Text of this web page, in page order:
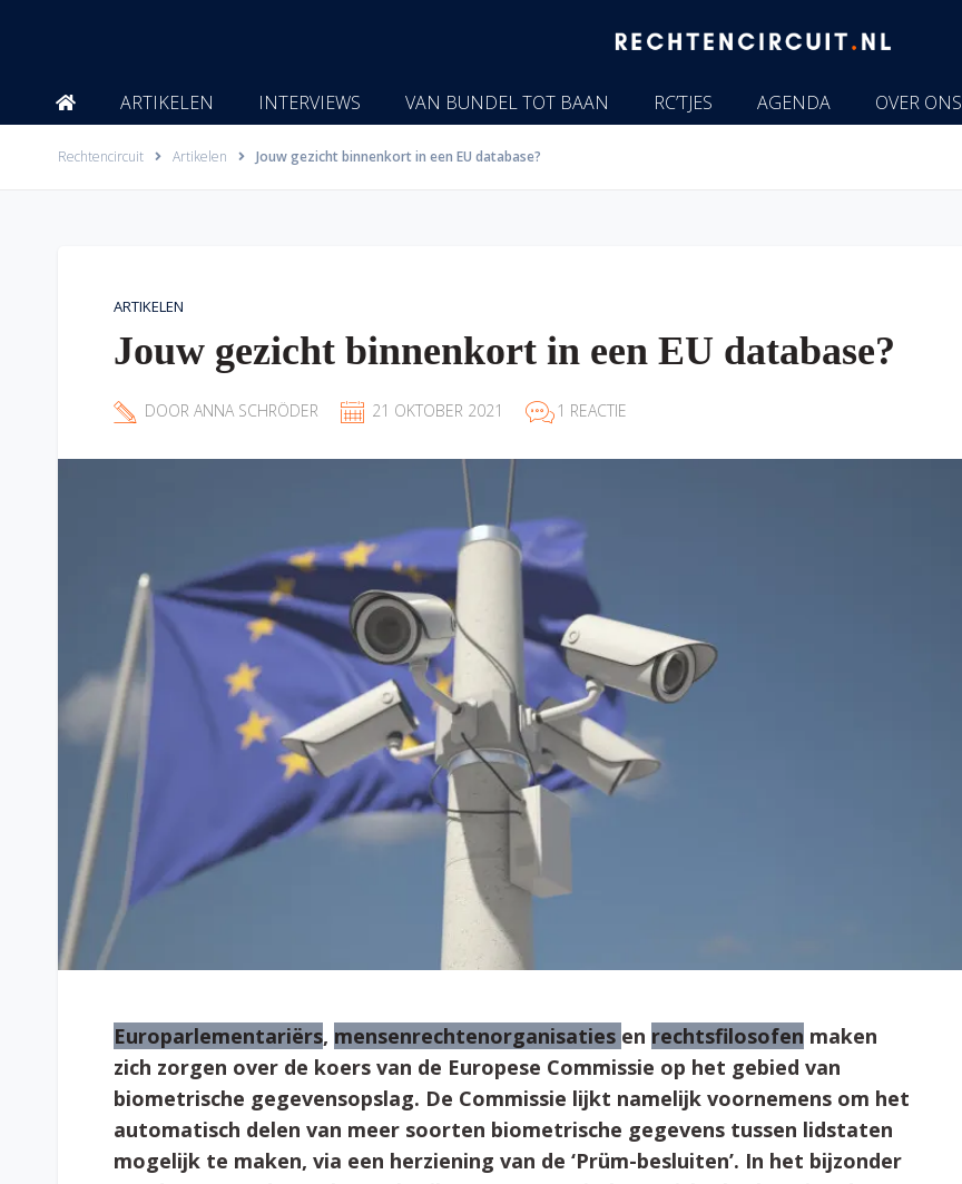
ARTIKELEN INTERVIEWS VAN BUNDEL TOT BAAN RC’TJES AGENDA OVER ONS
Rechtencircuit Artikelen Jouw gezicht binnenkort in een EU database?
ARTIKELEN
Jouw gezicht binnenkort in een EU database?
DOOR ANNA SCHRÖDER 21 OKTOBER 2021 1 REACTIE
Europarlementariërs, mensenrechtenorganisaties en rechtsfilosofen maken
zich zorgen over de koers van de Europese Commissie op het gebied van
biometrische gegevensopslag. De Commissie lijkt namelijk voornemens om het
automatisch delen van meer soorten biometrische gegevens tussen lidstaten
mogelijk te maken, via een herziening van de ‘Prüm-besluiten’. In het bijzonder